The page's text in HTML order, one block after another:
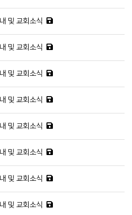
및 교회소식
및 교회소식
및 교회소식
및 교회소식
및 교회소식
및 교회소식
및 교회소식
및 교회소식